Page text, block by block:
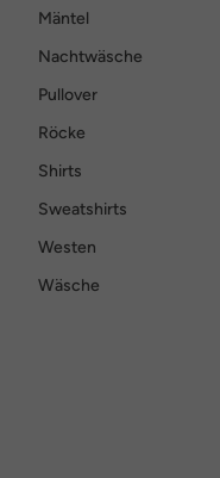
Mäntel
Nachtwäsche
Pullover
Röcke
Shirts
Sweatshirts
Westen
Wäsche